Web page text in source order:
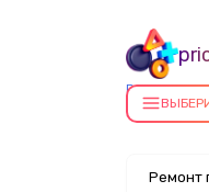
Ремонт
Ремонт